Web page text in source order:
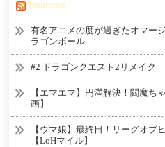
Tmatome
有名アニメの度が過ぎたオマー
ラゴンボール
#2 ドラゴンクエスト2リメイク
【エマエマ】円満解決！閻魔ち
画】
【ウマ娘】最終日！リーグオブ
【LoHマイル】